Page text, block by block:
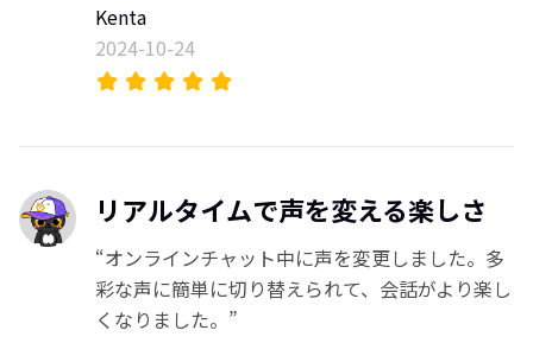
Kenta
2024-10-24
リアルタイムで声を変える楽しさ
“オンラインチャット中に声を変更しました。多
彩な声に簡単に切り替えられて、会話がより楽し
くなりました。”